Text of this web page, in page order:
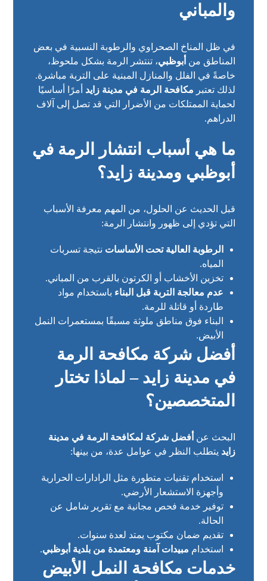
والمباني
في ظل المناخ الصحراوي والرطوبة النسبية في بعض
المناطق من أبوظبي، تنتشر الرمة بشكل ملحوظ،
خاصةً في الفلل والمنازل المبنية على التربة مباشرة.
لذلك تعتبر مكافحة الرمة في مدينة زايد أمرًا أساسيًا
لحماية الممتلكات من الأضرار التي قد تصل إلى آلاف
الدراهم.
ما هي أسباب انتشار الرمة في
أبوظبي ومدينة زايد؟
قبل الحديث عن الحلول، من المهم معرفة الأسباب
التي تؤدي إلى ظهور وانتشار الرمة:
الرطوبة العالية تحت الأساسات نتيجة تسربات
المياه.
تخزين الأخشاب أو الكرتون بالقرب من المباني.
عدم معالجة التربة قبل البناء باستخدام مواد
طاردة أو قاتلة للرمة.
البناء فوق مناطق ملوثة مسبقًا بمستعمرات النمل
الأبيض.
أفضل شركة مكافحة الرمة
في مدينة زايد – لماذا تختار
المتخصصين؟
البحث عن أفضل شركة لمكافحة الرمة في مدينة
زايد يتطلب النظر في عوامل عدة، من بينها:
استخدام تقنيات متطورة مثل الرادارات الحرارية
وأجهزة الاستشعار الأرضي.
توفير خدمة فحص مجانية مع تقرير شامل عن
الحالة.
تقديم ضمان مكتوب يمتد لعدة سنوات.
استخدام مبيدات آمنة ومعتمدة من بلدية أبوظبي.
خدمات مكافحة النمل الأبيض